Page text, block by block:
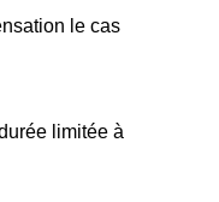
le cas
limitée à